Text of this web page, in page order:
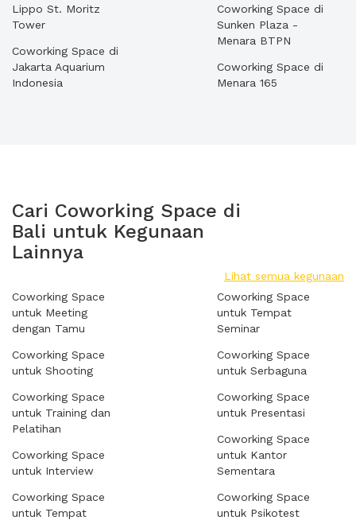
Lippo St. Moritz
Tower
Coworking Space di
Jakarta Aquarium
Indonesia
Coworking Space di
Sunken Plaza -
Menara BTPN
Coworking Space di
Menara 165
Cari Coworking Space di
Bali untuk Kegunaan
Lainnya
Lihat semua kegunaan
Coworking Space
untuk Meeting
dengan Tamu
Coworking Space
untuk Shooting
Coworking Space
untuk Training dan
Pelatihan
Coworking Space
untuk Interview
Coworking Space
untuk Tempat
Coworking Space
untuk Tempat
Seminar
Coworking Space
untuk Serbaguna
Coworking Space
untuk Presentasi
Coworking Space
untuk Kantor
Sementara
Coworking Space
untuk Psikotest